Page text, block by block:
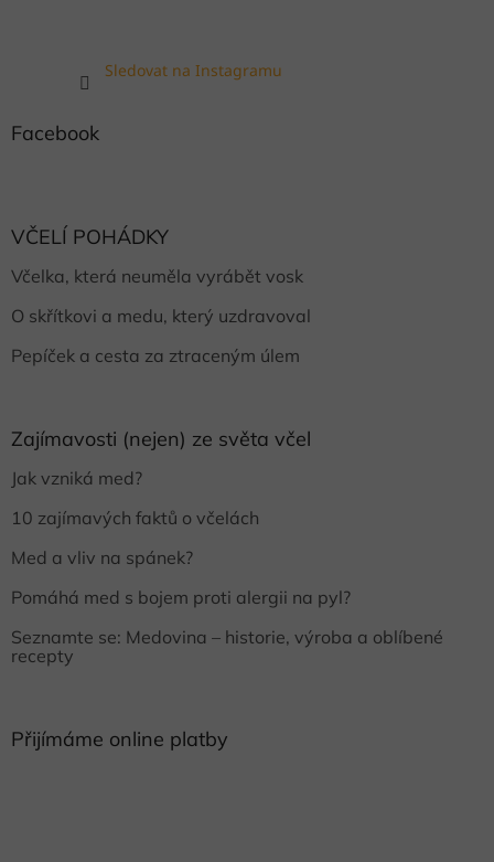
Sledovat na Instagramu
Facebook
VČELÍ POHÁDKY
Včelka, která neuměla vyrábět vosk
O skřítkovi a medu, který uzdravoval
Pepíček a cesta za ztraceným úlem
Zajímavosti (nejen) ze světa včel
Jak vzniká med?
10 zajímavých faktů o včelách
Med a vliv na spánek?
Pomáhá med s bojem proti alergii na pyl?
Seznamte se: Medovina – historie, výroba a oblíbené
recepty
Přijímáme online platby